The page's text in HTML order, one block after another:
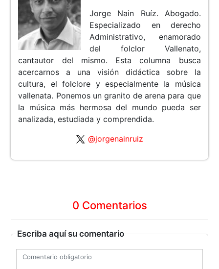
Jorge Nain Ruíz. Abogado.
Especializado en derecho
Administrativo, enamorado
del folclor Vallenato,
cantautor del mismo. Esta columna busca
acercarnos a una visión didáctica sobre la
cultura, el folclore y especialmente la música
vallenata. Ponemos un granito de arena para que
la música más hermosa del mundo pueda ser
analizada, estudiada y comprendida.
@jorgenainruiz
0 Comentarios
Escriba aquí su comentario